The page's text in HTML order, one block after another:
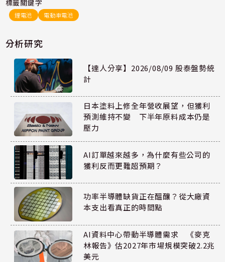
標籤關鍵字
鋰電池 電動車電池
分析研究
【達人分享】2026/08/09 股泰盤勢統
計
日本塗料上修全年營收展望，但獲利
預測維持不變 下半年原料成本仍是
壓力
AI訂單越來越多，為什麼有些公司的
獲利反而更難超預期？
功率半導體缺貨正在醞釀？從大廠資
本支出看真正的時間點
AI資料中心帶動半導體需求 《麥克
林報告》估2027年市場規模突破2.2兆
美元